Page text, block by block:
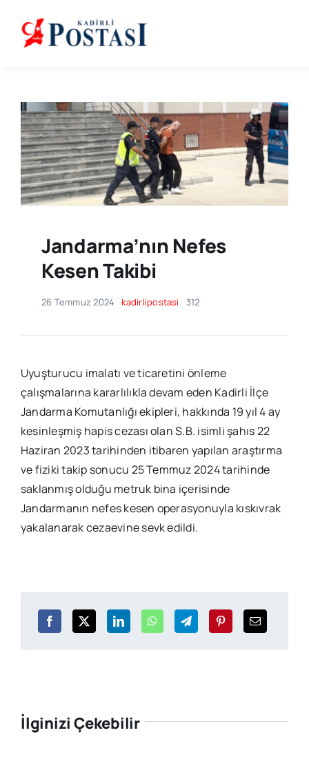
content
Jandarma’nın Nefes
Kesen Takibi
26 Temmuz 2024 kadirlipostasi 312
Uyuşturucu imalatı ve ticaretini önleme
çalışmalarına kararlılıkla devam eden Kadirli İlçe
Jandarma Komutanlığı ekipleri, hakkında 19 yıl 4 ay
kesinleşmiş hapis cezası olan S.B. isimli şahıs 22
Haziran 2023 tarihinden itibaren yapılan araştırma
ve fiziki takip sonucu 25 Temmuz 2024 tarihinde
saklanmış olduğu metruk bina içerisinde
Jandarmanın nefes kesen operasyonuyla kıskıvrak
yakalanarak cezaevine sevk edildi.
İlginizi Çekebilir